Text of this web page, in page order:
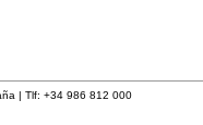
| Tlf: +34 986 812 000